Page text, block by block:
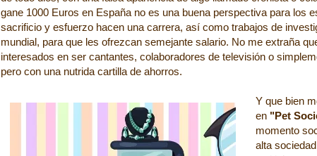
gane 1000 Euros en España no es una buena perspectiva para los
sacrificio y esfuerzo hacen una carrera, así como trabajos de
mundial, para que les ofrezcan semejante salario. No me extraña
interesados en ser cantantes, colaboradores de televisión o
pero con una nutrida cartilla de ahorros.
Y que bien
en "Pet
momento
alta